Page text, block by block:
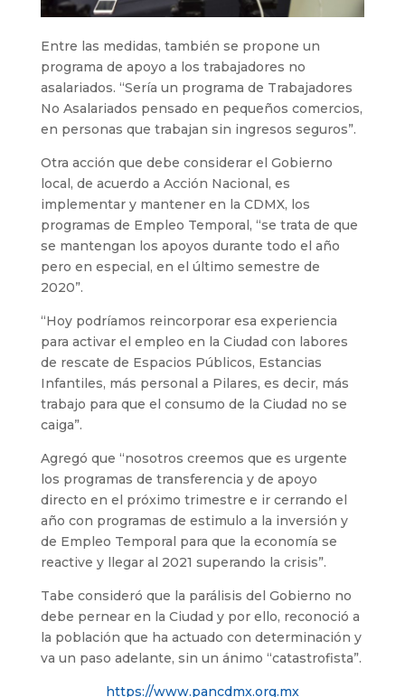
Entre las medidas, también se propone un
programa de apoyo a los trabajadores no
asalariados. “Sería un programa de Trabajadores
No Asalariados pensado en pequeños comercios,
en personas que trabajan sin ingresos seguros”.
Otra acción que debe considerar el Gobierno
local, de acuerdo a Acción Nacional, es
implementar y mantener en la CDMX, los
programas de Empleo Temporal, “se trata de que
se mantengan los apoyos durante todo el año
pero en especial, en el último semestre de
2020”.
“Hoy podríamos reincorporar esa experiencia
para activar el empleo en la Ciudad con labores
de rescate de Espacios Públicos, Estancias
Infantiles, más personal a Pilares, es decir, más
trabajo para que el consumo de la Ciudad no se
caiga”.
Agregó que “nosotros creemos que es urgente
los programas de transferencia y de apoyo
directo en el próximo trimestre e ir cerrando el
año con programas de estimulo a la inversión y
de Empleo Temporal para que la economía se
reactive y llegar al 2021 superando la crisis”.
Tabe consideró que la parálisis del Gobierno no
debe pernear en la Ciudad y por ello, reconoció a
la población que ha actuado con determinación y
va un paso adelante, sin un ánimo “catastrofista”.
https://www.pancdmx.org.mx